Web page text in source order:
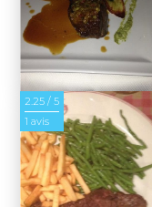
2.25 / 5
1 avis